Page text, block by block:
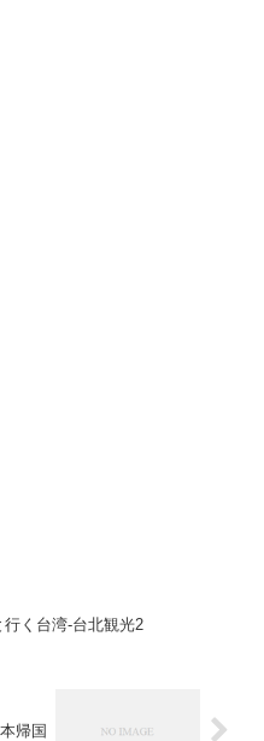
行く台湾-台北観光2
帰国